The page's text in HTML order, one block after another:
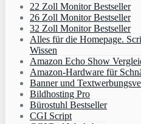
22 Zoll Monitor Bestseller
26 Zoll Monitor Bestseller
32 Zoll Monitor Bestseller
Alles für die Homepage.
Wissen
Amazon Echo Show
Amazon-Hardware für
Banner und
Bildhosting Pro
Bürostuhl Bestseller
CGI Script